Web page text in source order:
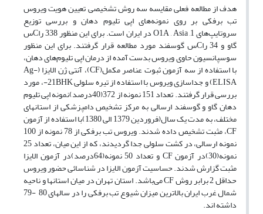
هدف از مطالعه فعلی مقایسه سه روش تشخیصی تعیین هویت ویروس
تب برفکی بر روی نمونه‌های اپی تلیوم دهان و بررسی توزیع
سروتایپ‌های ‌1, O1A , Asia در ایران است. برای این منظور‌ ‌338 راCس
گاو و 34 راCس گوسفند مورد مطالعه قرار گرفتند. ‌برای این منظور
‌سوسپانسیون حاوی ویروس بدست آمده از درمان اپی تلیوم‌های دهان،
با استفاده از سه آزمون ثبوت عناصر مکمل‌(CF)‌، آنتی ژن الایزا ‌(Ag-
ELISA)‌ و جداسازی ویروس با استفاده از تیره سلولی ‌21BHK-‌، مورد
بررسی قرار گرفتند. تعداد 151 نمونه از 372(40درصد)نمونه اپی تلیوم
دهان گاو و گوسفند ارسالی به مرکز تشخیص دامپزشکی از استانهای
مختلف، به مدت یک سال(فروردین 1379 الی 1380)با استفاده از آزمون
CF، مثبت تشخیص داده شدند. ویروس تب برفکی از 78 نمونه از 100
نمونه ارسالی، در کشت سلولی جدا گردیدند، که از این میان، تعداد 25
نمونه(30)در آزمون CF و تعداد 50 نمونه(64درصد)در آزمون الایزا
مثبت گزارش شدند. حساسیت آزمون الایزا در شناسائی حضور ویروس
حداقل 2 برابر روش CF می‌باشد. استان تهران در میان استانها و ناحیه
شمال غرب ایران بالاترین میزان شیوع تب برفکی را در سالهای 80 ‌ -‌79
داشته اند.